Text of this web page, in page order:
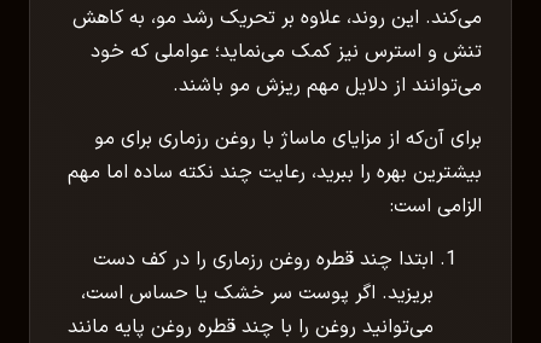
می‌کند. این روند، علاوه بر تحریک رشد مو، به کاهش
تنش و استرس نیز کمک می‌نماید؛ عواملی که خود
می‌توانند از دلایل مهم ریزش مو باشند.
برای آن‌که از مزایای ماساژ با روغن رزماری برای مو
بیشترین بهره را ببرید، رعایت چند نکته ساده اما مهم
الزامی است:
ابتدا چند قطره روغن رزماری را در کف دست
بریزید. اگر پوست سر خشک یا حساس است،
می‌توانید روغن را با چند قطره روغن پایه مانند